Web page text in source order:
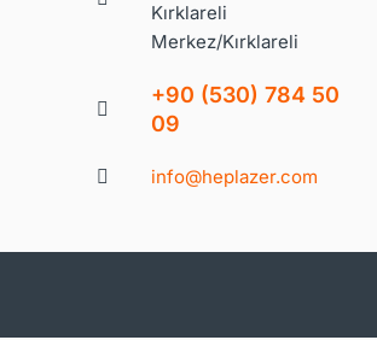
Kırklareli
Merkez/Kırklareli
+90 (530) 784 50
09
info@heplazer.com